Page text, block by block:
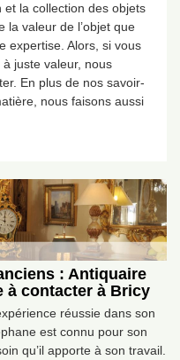
et la collection des objets
la valeur de l’objet que
expertise. Alors, si vous
juste valeur, nous
En plus de nos savoir-
nous faisons aussi
: Antiquaire
à contacter à Bricy
réussie dans son
est connu pour son
qu’il apporte à son travail.